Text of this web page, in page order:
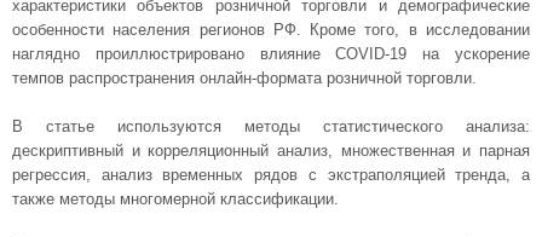
характеристики объектов розничной торговли и демографические
особенности населения регионов РФ. Кроме того, в исследовании
наглядно проиллюстрировано влияние COVID-19 на ускорение
темпов распространения онлайн-формата розничной торговли.
В статье используются методы статистического анализа:
дескриптивный и корреляционный анализ, множественная и парная
регрессия, анализ временных рядов с экстраполяцией тренда, а
также методы многомерной классификации.